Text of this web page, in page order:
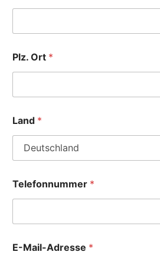
Plz. Ort *
Land *
Telefonnummer *
E-Mail-Adresse *